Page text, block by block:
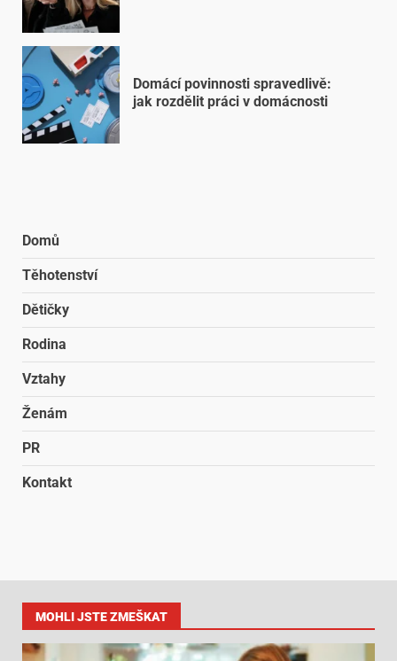
Domácí povinnosti spravedlivě:
jak rozdělit práci v domácnosti
Domů
Těhotenství
Dětičky
Rodina
Vztahy
Ženám
PR
Kontakt
MOHLI JSTE ZMEŠKAT